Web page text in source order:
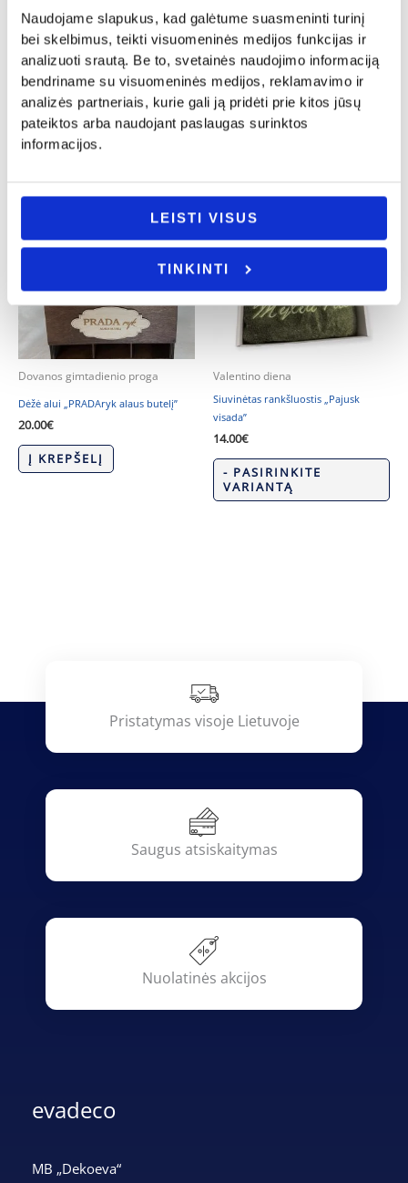
Naudojame slapukus, kad galėtume suasmeninti turinį
bei skelbimus, teikti visuomeninės medijos funkcijas ir
analizuoti srautą. Be to, svetainės naudojimo informaciją
bendriname su visuomeninės medijos, reklamavimo ir
analizės partneriais, kurie gali ją pridėti prie kitos jūsų
pateiktos arba naudojant paslaugas surinktos
informacijos.
LEISTI VISUS
TINKINTI
Vestuvių dovanos jauniesiems
Graviruotų šaukštelių rinkinys „Kad
niekada netruktų..”
16.00€
Į KREPŠELĮ
Keletas prekiu
Bokalas – taurė „Skysta duona”
7.00
Į KREPŠELĮ
Dovanos gimtadienio proga
Dėžė alui „PRADAryk alaus butelį”
20.00€
Į KREPŠELĮ
Valentino diena
Siuvinėtas rankšluostis „Pajusk
visada”
14.00€
- PASIRINKITE
VARIANTĄ
Pristatymas visoje Lietuvoje
Saugus atsiskaitymas
Nuolatinės akcijos
evadeco
MB „Dekoeva“